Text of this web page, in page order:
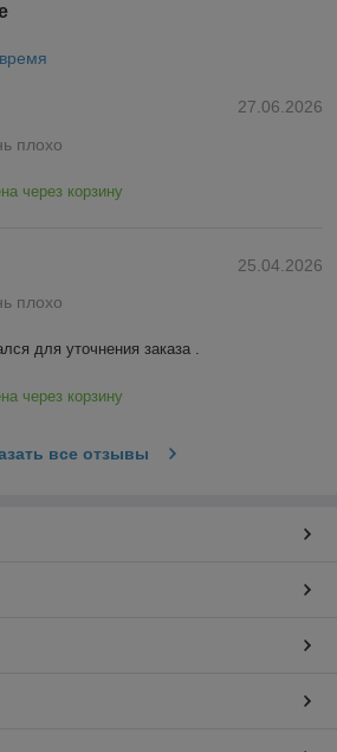
27.06.2026
плохо
через корзину
25.04.2026
плохо
для уточнения заказа .
через корзину
все отзывы